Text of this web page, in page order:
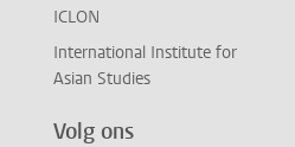
ICLON
International Institute for
Asian Studies
Volg ons